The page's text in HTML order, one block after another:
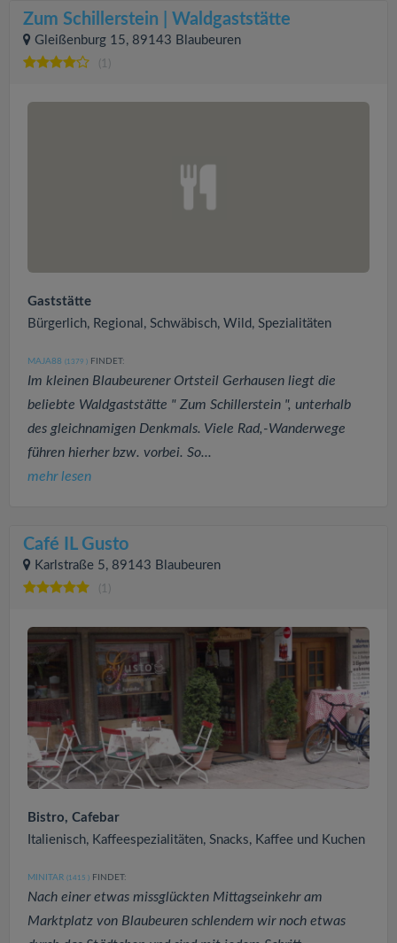
Zum Schillerstein | Waldgaststätte
Gleißenburg 15, 89143 Blaubeuren
(1)
Gaststätte
Bürgerlich, Regional, Schwäbisch, Wild, Spezialitäten
MAJA88 (1379 ) FINDET:
Im kleinen Blaubeurener Ortsteil Gerhausen liegt die
beliebte Waldgaststätte " Zum Schillerstein ", unterhalb
des gleichnamigen Denkmals. Viele Rad,-Wanderwege
führen hierher bzw. vorbei. So...
mehr lesen
Café IL Gusto
Karlstraße 5, 89143 Blaubeuren
(1)
Bistro, Cafebar
Italienisch, Kaffeespezialitäten, Snacks, Kaffee und Kuchen
MINITAR (1415 ) FINDET:
Nach einer etwas missglückten Mittagseinkehr am
Marktplatz von Blaubeuren schlendern wir noch etwas